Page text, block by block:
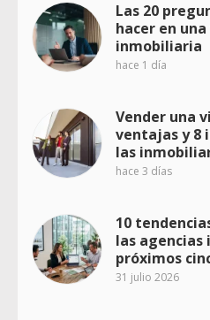
Las 20
hacer en
inmobiliaria
hace 1 día
Vender una
ventajas y 8
las
hace 3 días
10
las
próximos
31 julio 2026